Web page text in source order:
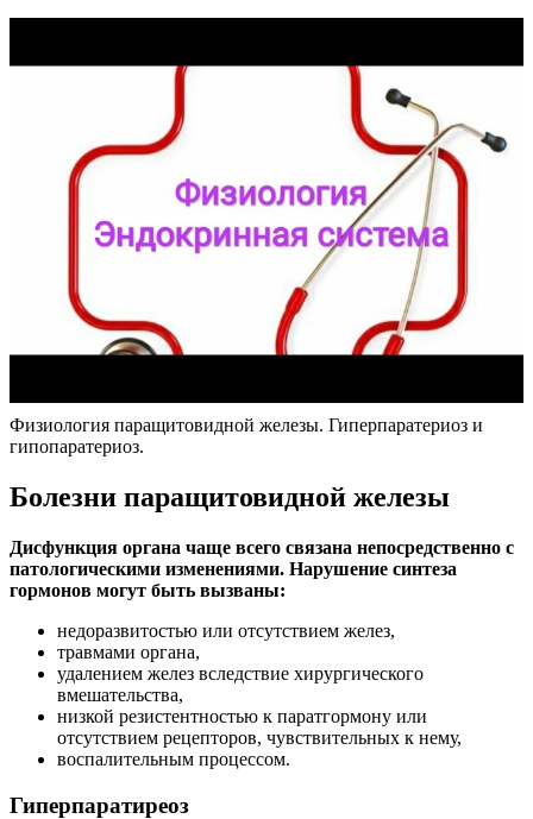
Физиология паращитовидной железы. Гиперпаратериоз и
гипопаратериоз.
Болезни паращитовидной железы
Дисфункция органа чаще всего связана непосредственно с
патологическими изменениями. Нарушение синтеза
гормонов могут быть вызваны:
недоразвитостью или отсутствием желез,
травмами органа,
удалением желез вследствие хирургического
вмешательства,
низкой резистентностью к паратгормону или
отсутствием рецепторов, чувствительных к нему,
воспалительным процессом.
Гиперпаратиреоз